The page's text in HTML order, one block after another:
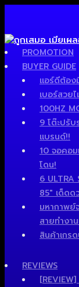
PROMOTION
BUYER GUIDE
แอร์ดีต้อง
เบอร์สวย
100HZ
9 โต๊ะปรั
แบรนด์!!
10 จอคอ
โดน!
6 ULTRA
85″ เด็ดด
มหากาพย์
สายทำงา
สินค้าเกร
REVIEWS